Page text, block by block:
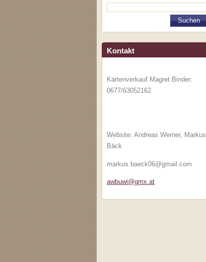
Kontakt
Kartenverkauf Magret Binder:
0677/63052162
Website: Andreas Werner, Markus
Bäck
markus.baeck06@gmail.com
awbuwi@gmx.at